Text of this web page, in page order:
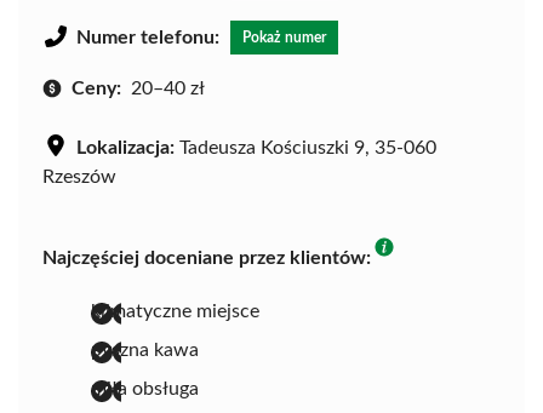
Numer telefonu: Pokaż numer
Ceny: 20–40 zł
Lokalizacja: Tadeusza Kościuszki 9, 35-060
Rzeszów
Najczęściej doceniane przez klientów:
klimatyczne miejsce
pyszna kawa
miła obsługa